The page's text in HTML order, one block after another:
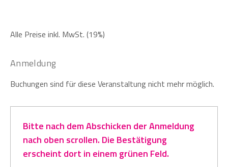
Alle Preise inkl. MwSt. (19%)
Anmeldung
Buchungen sind für diese Veranstaltung nicht mehr möglich.
Bitte nach dem Abschicken der Anmeldung
nach oben scrollen. Die Bestätigung
erscheint dort in einem grünen Feld.